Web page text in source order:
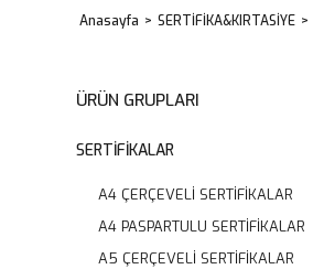
Anasayfa SERTİFİKA&KIRTASİYE
ÜRÜN GRUPLARI
SERTİFİKALAR
A4 ÇERÇEVELİ SERTİFİKALAR
A4 PASPARTULU SERTİFİKALAR
A5 ÇERÇEVELİ SERTİFİKALAR